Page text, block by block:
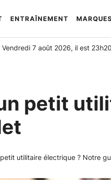
ENTRAÎNEMENT MARQUES
Vendredi 7 août 2026, il est 23h20
petit
utilitaire électrique ? Notre